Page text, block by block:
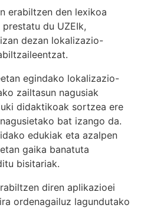
erabiltzen den lexikoa
du UZEIk,
dezan lokalizazio-
egindako lokalizazio-
zailtasun nagusiak
didaktikoak sortzea ere
bat izango da.
edukiak eta azalpen
gaika banatuta
bisitariak.
diren aplikazioei
ordenagailuz lagundutako